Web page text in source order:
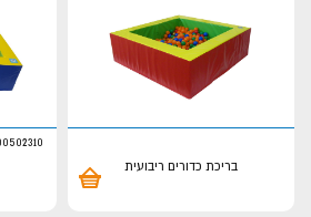
בריכת כדורים ריבועית